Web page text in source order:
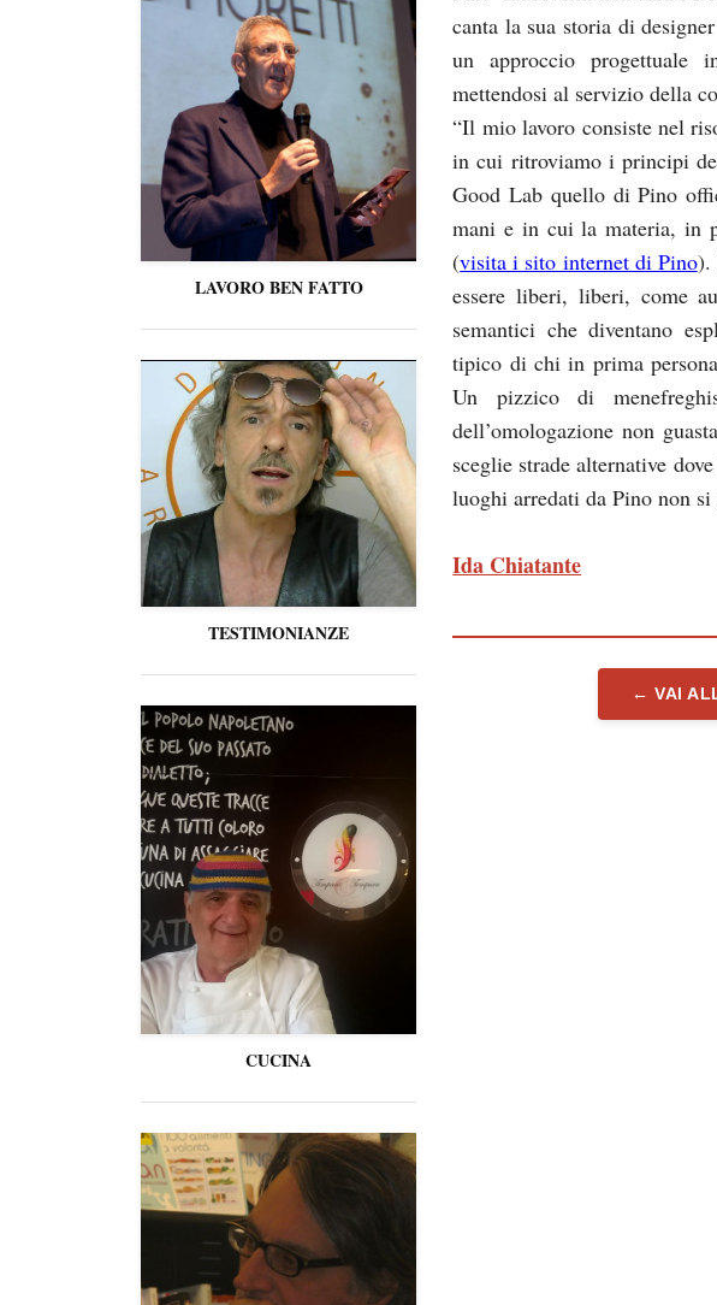
LAVORO BEN FATTO
TESTIMONIANZE
CUCINA
canta la sua storia di
un approccio progettuale
mettendosi al servizio della
“Il mio lavoro consiste nel
in cui ritroviamo i principi
Good Lab quello di Pino
mani e in cui la materia, in
(visita i sito internet di Pino).
essere liberi, liberi, come
semantici che diventano
tipico di chi in prima
Un pizzico di
dell’omologazione non
sceglie strade alternative
luoghi arredati da Pino non
Ida Chiatante
← VAI